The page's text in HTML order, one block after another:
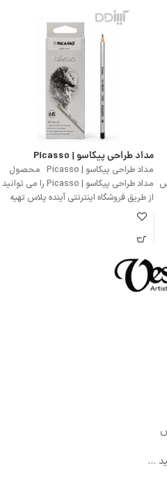
مداد طراحی پیکاسو | Picasso
مداد طراحی پیکاسو | Picasso محصول
مداد طراحی پیکاسو | Picasso را می توانید
از طریق فروشگاه اینترنتی آینده پلاس تهیه
...